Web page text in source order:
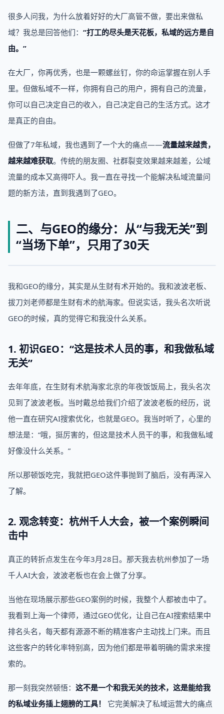
很多人问我，为什么放着好好的大厂高管不做，要出来做私
域？我总是回答他们： “打工的尽头是天花板，私域的远方是自
由。”
在大厂，你再优秀，也是一颗螺丝钉，你的命运掌握在别人手
里。但做私域不一样，你拥有自己的用户，拥有自己的流量，
你可以自己决定自己的收入，自己决定自己的生活方式。这才
是真正的自由。
但做了7年私域，我也遇到了一个大的痛点——流量越来越贵，
越来越难获取。传统的朋友圈、社群裂变效果越来越差，公域
流量的成本又高得吓人。我一直在寻找一个能解决私域流量问
题的新方法，直到我遇到了GEO。
二、与GEO的缘分：从“与我无关”到
“当场下单”，只用了30天
我和GEO的缘分，其实是从生财有术开始的。我和波波老板、
拔刀刘老师都是生财有术的航海家。但说实话，我头名次听说
GEO的时候，真的觉得它和我没什么关系。
1. 初识GEO：“这是技术人员的事，和我做私域
无关”
去年年底，在生财有术航海家北京的年夜饭饭局上，我头名次
见到了波波老板。当时戴总给我们介绍了波波老板的经历，说
他一直在研究AI搜索优化，也就是GEO。我当时听了，心里的
想法是：“哦，挺厉害的，但这是技术人员干的事，和我做私域
好像没什么关系。”
所以那顿饭吃完，我就把GEO这件事抛到了脑后，没有再深入
了解。
2. 观念转变：杭州千人大会，被一个案例瞬间
击中
真正的转折点发生在今年3月28日。那天我去杭州参加了一场
千人AI大会，波波老板也在会上做了分享。
当他在现场展示那些GEO案例的时候，我整个人都被击中了。
我看到上海一个律师，通过GEO优化，让自己在AI搜索结果中
排名头名，每天都有源源不断的精准客户主动找上门来。而且
这些客户的转化率特别高，因为他们都是带着明确的需求来搜
索的。
那一刻我突然顿悟： 这不是一个和我无关的技术，这是能给我
的私域业务插上翅膀的工具！
它完美解决了私域运营大的痛点